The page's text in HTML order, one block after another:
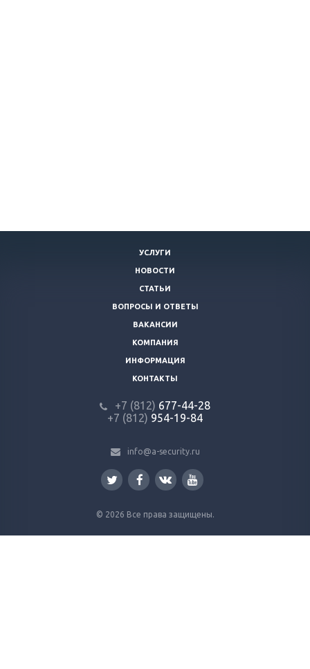
УСЛУГИ
НОВОСТИ
СТАТЬИ
ВОПРОСЫ И ОТВЕТЫ
ВАКАНСИИ
КОМПАНИЯ
ИНФОРМАЦИЯ
КОНТАКТЫ
+7 (812) 677-44-28
+7 (812) 954-19-84
info@a-security.ru
© 2026 Все права защищены.